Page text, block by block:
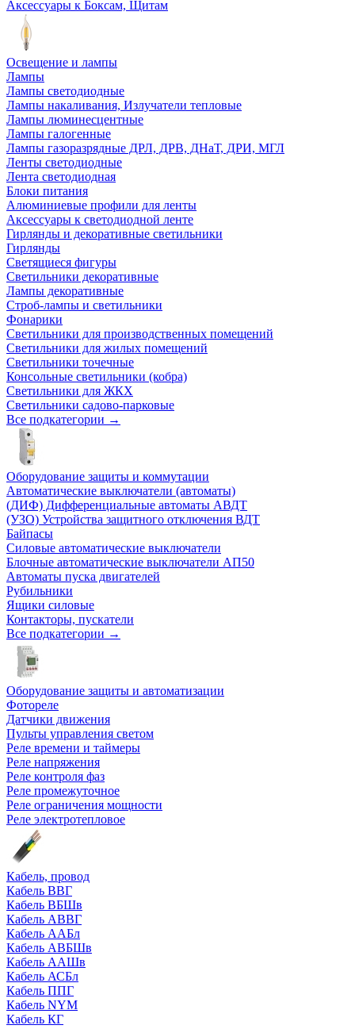
Аксессуары к Боксам, Щитам
Освещение и лампы
Лампы
Лампы светодиодные
Лампы накаливания, Излучатели тепловые
Лампы люминесцентные
Лампы галогенные
Лампы газоразрядные ДРЛ, ДРВ, ДНаТ, ДРИ, МГЛ
Ленты светодиодные
Лента светодиодная
Блоки питания
Алюминиевые профили для ленты
Аксессуары к светодиодной ленте
Гирлянды и декоративные светильники
Гирлянды
Светящиеся фигуры
Светильники декоративные
Лампы декоративные
Строб-лампы и светильники
Фонарики
Светильники для производственных помещений
Светильники для жилых помещений
Светильники точечные
Консольные светильники (кобра)
Светильники для ЖКХ
Светильники садово-парковые
Все подкатегории →
Оборудование защиты и коммутации
Автоматические выключатели (автоматы)
(ДИФ) Дифференциальные автоматы АВДТ
(УЗО) Устройства защитного отключения ВДТ
Байпасы
Силовые автоматические выключатели
Блочные автоматические выключатели АП50
Автоматы пуска двигателей
Рубильники
Ящики силовые
Контакторы, пускатели
Все подкатегории →
Оборудование защиты и автоматизации
Фотореле
Датчики движения
Пульты управления светом
Реле времени и таймеры
Реле напряжения
Реле контроля фаз
Реле промежуточное
Реле ограничения мощности
Реле электротепловое
Кабель, провод
Кабель ВВГ
Кабель ВБШв
Кабель АВВГ
Кабель ААБл
Кабель АВБШв
Кабель ААШв
Кабель АСБл
Кабель ППГ
Кабель NYM
Кабель КГ